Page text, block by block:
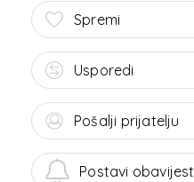
Spremi
Usporedi
Pošalji prijatelju
Postavi obavijest